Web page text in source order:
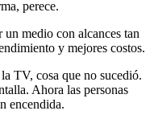
perece.
medio con alcances tan
y mejores costos.
TV, cosa que no sucedió.
Ahora las personas
encendida.